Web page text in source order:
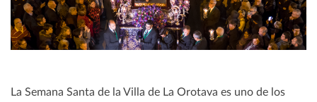
La Semana Santa de la Villa de La Orotava es uno de los